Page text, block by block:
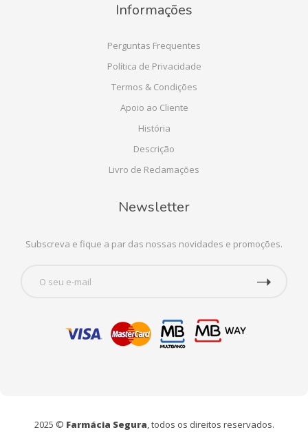
Informações
Perguntas Frequentes
Política de Privacidade
Termos & Condições
Apoio ao Cliente
História
Descrição
Livro de Reclamações
Newsletter
Subscreva e fique a par das nossas novidades e promoções.
2025 © Farmácia Segura, todos os direitos reservados.